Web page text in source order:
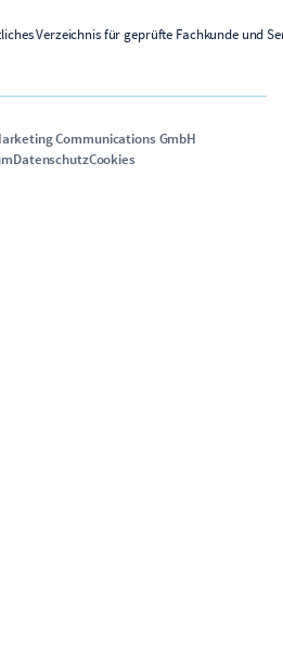
Communications GmbH
DatenschutzCookies